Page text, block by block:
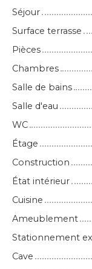
Séjour
Surface terrasse
Pièces
Chambres
Salle de bains
Salle d'eau
WC
Étage
Construction
État intérieur
Cuisine
Ameublement
Stationnement
Cave